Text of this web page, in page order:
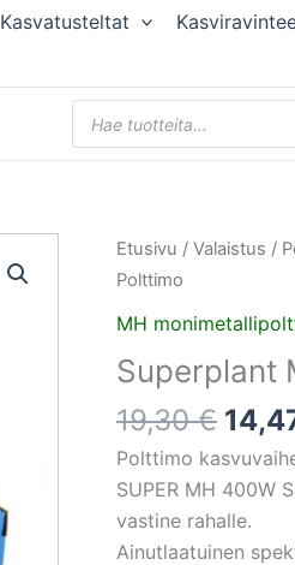
Kasvatusteltat
Products
search
Etusivu / Valaistus /
Polttimo
MH
Superplant
19,30€
oli:
Polttimo
SUPER MH 400W
vastine rahalle.
Ainutlaatuinen
Superplant
MH
400W
määrä